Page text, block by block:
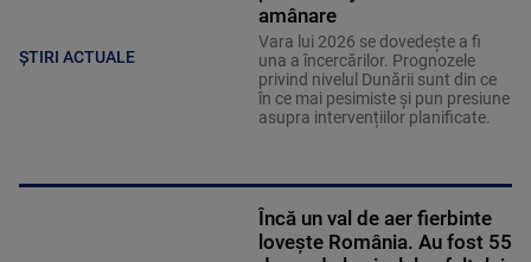
ȘTIRI ACTUALE
amânare
Vara lui 2026 se dovedește a fi
una a încercărilor. Prognozele
privind nivelul Dunării sunt din ce
în ce mai pesimiste și pun presiune
asupra intervențiilor planificate.
Încă un val de aer fierbinte
lovește România. Au fost 55